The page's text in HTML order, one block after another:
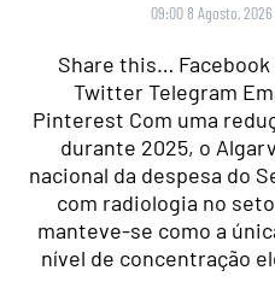
09:00 8 Agosto, 2026
Share this…
Twitter Telegram
Pinterest Com uma
durante 2025, o
nacional da despesa do
com radiologia no
manteve-se como a
nível de concentração